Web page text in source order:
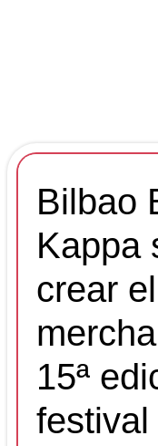
Bilbao
Kappa
crear el
15ª
festival